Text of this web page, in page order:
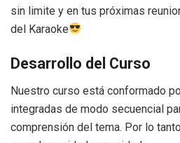
sin limite y en tus próximas
del Karaoke
Desarrollo del Curso
Nuestro curso está conformado
integradas de modo secuencial
comprensión del tema. Por lo